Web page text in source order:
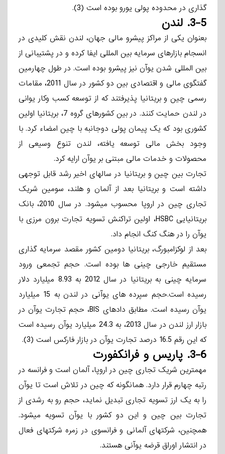
گذاری در محدوده پولی یورو بوده است (3).
3-5. لندن
بعنوان یکی از مراکز پیشرو مالی جهان، لندن نقش کلیدی در
انسجام بازارهای سرمایه بین­ المللی ایفا کرده و در پشتیبانی از
بین­ المللی ­شدن یوآن نیز پیشرو بوده است. در طول چهارمین
گفتگوی مالی و اقتصادی بین دو کشور در سال 2011، مقامات
رسمی چین و بریتانیا پذیرفتند که از توسعه کسب ­وکار یوانی
در لندن حمایت کنند. در بین کشورهای گروه 7، بریتانیا اولین
کشوری بود که یک پیمان پولی دوجانبه با چین امضاء کرد. با
وجود بخش مالی توسعه ­یافته، لندن تنوع وسیعی از
محصولات و خدمات مالی مبتنی بر یوآن ارایه کرد.
تجارت بین چین و بریتانیا در سالهای اخیر رشد قابل توجهی
داشته است و بریتانیا بعد از آلمان و هلند، سومین شریک
تجاری چین در اروپا محسوب می­شود. در سال 2010، بانک
بریتانیایی HSBC، اولین تراکنش تسویه تجارت برون مرزی با
یوآن را در هنگ­ کنگ انجام داد.
بعد از لوکزامبورگ، بریتانیا دومین کشور مقصد سرمایه­ گذاری
مستقیم خارجی چینی ها بوده است. حجم تجمعی ورود
سرمایه چینی به بریتانیا در سال 2012 به 8.93 میلیارد دلار
رسیده است.حجم سپرده­ های یوآنی در لندن به 15 میلیارد
یوآن رسیده است. مطابق دادهای BIS، حجم تجارت یوآن در
بازار ارز لندن در سال 2013، به 24.3 میلیارد یوآن رسیده است
که این رقم 16.5 درصد تجارت یوآن در بازار فارکس است (3).
3-6. پاریس و فرانکفورت
مهمترین شریک تجاری چین در اروپا، آلمان است و فرانسه در
رتبه چهارم قرار دارد. همانگونه که چین در تلاش است تا یوآن
را به یک ارز تسویه تجاری تبدیل نماید، حجم رو به رشدی از
تجارت بین چین و این دو کشور با یوآن تسویه می­شود.
همچنین، شرکتهای آلمانی و فرانسوی در زمره شرکتهای فعال
در انتشار اوراق قرضه یوآنی هستند.